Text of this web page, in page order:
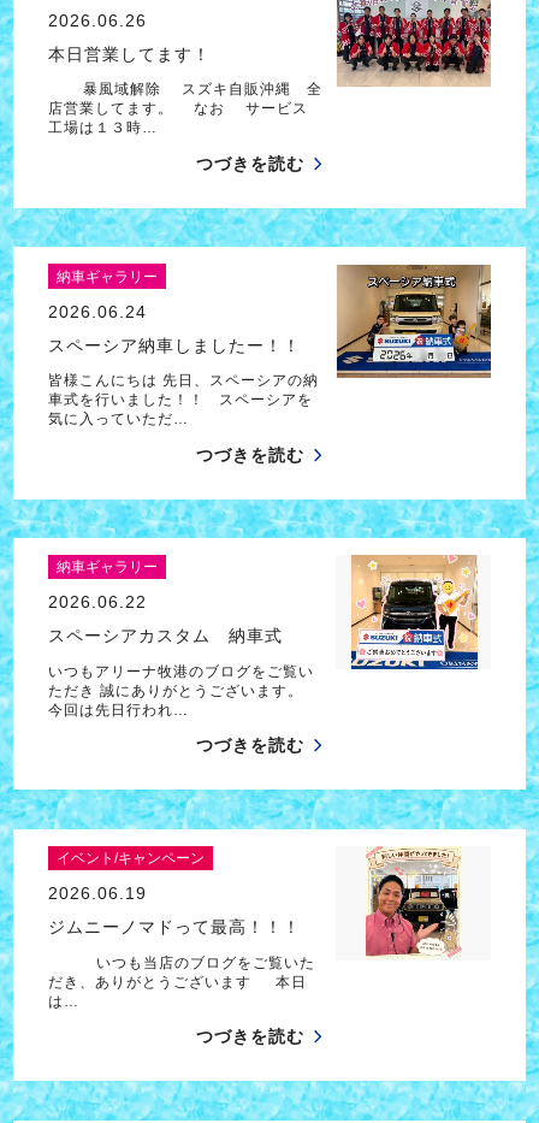
2026.06.26
本日営業してます！
暴風域解除 スズキ自販沖縄 全
店営業してます。 なお サービス
工場は１３時…
つづきを読む
納車ギャラリー
2026.06.24
スペーシア納車しましたー！！
皆様こんにちは 先日、スペーシアの納
車式を行いました！！ スペーシアを
気に入っていただ…
つづきを読む
納車ギャラリー
2026.06.22
スペーシアカスタム 納車式
いつもアリーナ牧港のブログをご覧い
ただき 誠にありがとうございます。
今回は先日行われ…
つづきを読む
イベント/キャンペーン
2026.06.19
ジムニーノマドって最高！！！
いつも当店のブログをご覧いた
だき、ありがとうございます 本日
は…
つづきを読む